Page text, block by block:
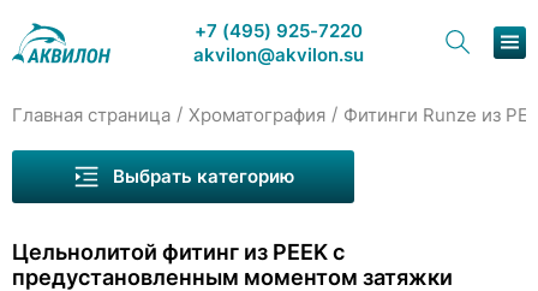
+7 (495) 925-7220
akvilon@akvilon.su
Главная страница / Хроматография / Фитинги Runze из
Цельнолитой фитинг из PEEK с
предустановленным моментом затяжки
Выбрать категорию